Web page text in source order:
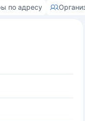
по адресу